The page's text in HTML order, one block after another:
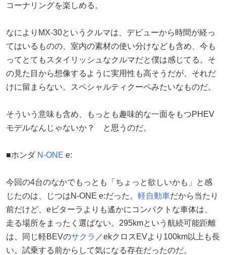
コーナリングを楽しめる。
なによりMX-30というクルマは、デビューから時間が経っ
てはいるものの、室内の素材の使い分けなども含め、今も
ってとてもスタイリッシュなクルマだと僕は感じてる。そ
の見た目から想像するように実用性も高そうだが、それだ
けに留まらない。スペシャルティクーペみたいなものだ。
そういう意味も含め、もっとも趣味的な一面をもつPHEV
モデルなんじゃないか？ と思うのだ。
■ホンダ N-ONE e:
今回の4台のなかでもっとも「ちょっと欲しいかも」と感
じたのは、じつはN-ONE e:だった。 軽自動車だから当たり
前だけど、eビターラよりも遙かにコンパクトな車体は、
走る場所をまったく選ばない。295kmという航続可能距離
は、同じ軽BEVのサクラ ／ekクロスEVより100km以上も長
い。試乗する前からして気になる存在だったのだ。